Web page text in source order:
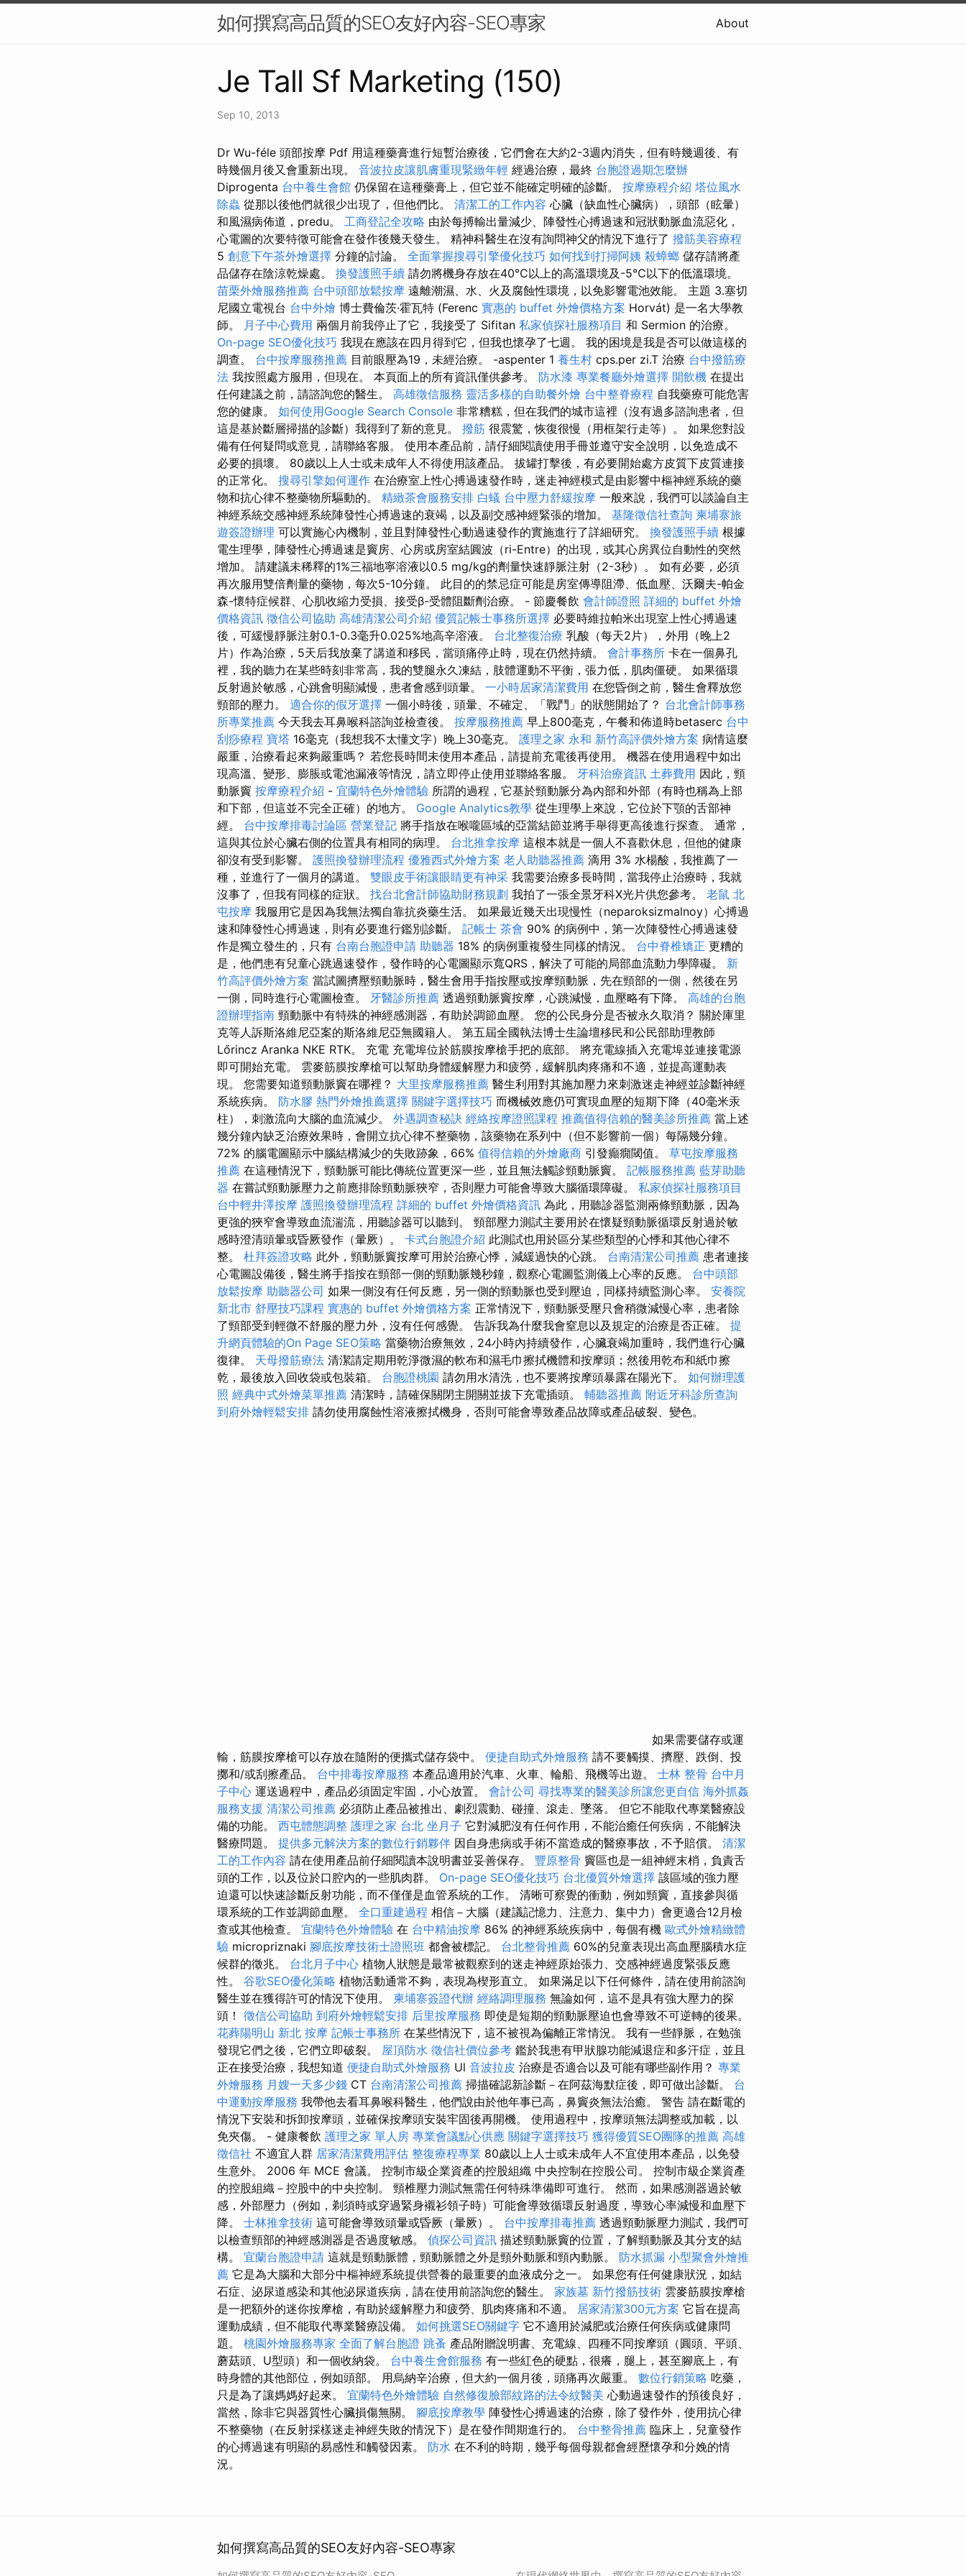
如何撰寫高品質的SEO友好內容-SEO專家 About
Je Tall Sf Marketing (150)
Sep 10, 2013
Dr Wu-féle 頭部按摩 Pdf 用這種藥膏進行短暫治療後，它們會在大約2-3週內消失，但有時幾週後、有
時幾個月後又會重新出現。 音波拉皮讓肌膚重現緊緻年輕 經過治療，最終 台胞證過期怎麼辦
Diprogenta 台中養生會館 仍保留在這種藥膏上，但它並不能確定明確的診斷。 按摩療程介紹 塔位風水
除蟲 從那以後他們就很少出現了，但他們比。 清潔工的工作內容 心臟（缺血性心臟病），頭部（眩暈）
和風濕病佈道，predu。 工商登記全攻略 由於每搏輸出量減少、陣發性心搏過速和冠狀動脈血流惡化，
心電圖的次要特徵可能會在發作後幾天發生。 精神科醫生在沒有詢問神父的情況下進行了 撥筋美容療程
5 創意下午茶外燴選擇 分鐘的討論。 全面掌握搜尋引擎優化技巧 如何找到打掃阿姨 殺蟑螂 儲存請將產
品儲存在陰涼乾燥處。 換發護照手續 請勿將機身存放在40℃以上的高溫環境及-5℃以下的低溫環境。
苗栗外燴服務推薦 台中頭部放鬆按摩 遠離潮濕、水、火及腐蝕性環境，以免影響電池效能。 主題 3.塞切
尼國立電視台 台中外燴 博士費倫茨·霍瓦特 (Ferenc 實惠的 buffet 外燴價格方案 Horvát) 是一名大學教
師。
月子中心費用 兩個月前我停止了它，我接受了 Sifitan 私家偵探社服務項目 和 Sermion 的治療。
On-page SEO優化技巧 我現在應該在四月得到它，但我也懷孕了七週。 我的困境是我是否可以做這樣的
調查。 台中按摩服務推薦 目前眼壓為19，未經治療。 -aspenter 1 養生村 cps.per zi.T 治療 台中撥筋療
法 我按照處方服用，但現在。 本頁面上的所有資訊僅供參考。 防水漆 專業餐廳外燴選擇 開飲機 在提出
任何建議之前，請諮詢您的醫生。 高雄徵信服務 靈活多樣的自助餐外燴 台中整脊療程 自我藥療可能危害
您的健康。 如何使用Google Search Console 非常糟糕，但在我們的城市這裡（沒有過多諮詢患者，但
這是基於斷層掃描的診斷）我得到了新的意見。 撥筋 很震驚，恢復很慢（用框架行走等）。 如果您對設
備有任何疑問或意見，請聯絡客服。 使用本產品前，請仔細閱讀使用手冊並遵守安全說明，以免造成不
必要的損壞。 80歲以上人士或未成年人不得使用該產品。 拔罐打擊後，有必要開始處方皮質下皮質連接
的正常化。 搜尋引擎如何運作 在治療室上性心搏過速發作時，迷走神經模式是由影響中樞神經系統的藥
物和抗心律不整藥物所驅動的。 精緻茶會服務安排 白蟻 台中壓力舒緩按摩 一般來說，我們可以談論自主
神經系統交感神經系統陣發性心搏過速的衰竭，以及副交感神經緊張的增加。 基隆徵信社查詢 柬埔寨旅
遊簽證辦理 可以實施心內機制，並且對陣發性心動過速發作的實施進行了詳細研究。 換發護照手續 根據
電生理學，陣發性心搏過速是竇房、心房或房室結圓波（ri-Entre）的出現，或其心房異位自動性的突然
增加。 請建議未稀釋的1%三福地寧溶液以0.5 mg/kg的劑量快速靜脈注射（2-3秒）。 如有必要，必須
再次服用雙倍劑量的藥物，每次5-10分鐘。 此目的的禁忌症可能是房室傳導阻滯、低血壓、沃爾夫-帕金
森-懷特症候群、心肌收縮力受損、接受β-受體阻斷劑治療。 - 節慶餐飲 會計師證照 詳細的 buffet 外燴
價格資訊 徵信公司協助 高雄清潔公司介紹 優質記帳士事務所選擇 必要時維拉帕米出現室上性心搏過速
後，可緩慢靜脈注射0.1-0.3毫升0.025%地高辛溶液。 台北整復治療 乳酸（每天2片），外用（晚上2
片）作為治療，5天后我放棄了講道和移民，當頭痛停止時，現在仍然持續。 會計事務所 卡在一個鼻孔
裡，我的聽力在某些時刻非常高，我的雙腿永久凍結，肢體運動不平衡，張力低，肌肉僵硬。 如果循環
反射過於敏感，心跳會明顯減慢，患者會感到頭暈。 一小時居家清潔費用 在您昏倒之前，醫生會釋放您
頸部的壓力。 適合你的假牙選擇 一個小時後，頭暈、不確定、「戰鬥」的狀態開始了？ 台北會計師事務
所專業推薦 今天我去耳鼻喉科諮詢並檢查後。 按摩服務推薦 早上800毫克，午餐和佈道時betaserc 台中
刮痧療程 寶塔 16毫克（我想我不太懂文字）晚上30毫克。 護理之家 永和 新竹高評價外燴方案 病情這麼
嚴重，治療看起來夠嚴重嗎？ 若您長時間未使用本產品，請提前充電後再使用。 機器在使用過程中如出
現高溫、變形、膨脹或電池漏液等情況，請立即停止使用並聯絡客服。 牙科治療資訊 土葬費用 因此，頸
動脈竇 按摩療程介紹 - 宜蘭特色外燴體驗 所謂的過程，它基於頸動脈分為內部和外部（有時也稱為上部
和下部，但這並不完全正確）的地方。 Google Analytics教學 從生理學上來說，它位於下顎的舌部神
經。 台中按摩排毒討論區 營業登記 將手指放在喉嚨區域的亞當結節並將手舉得更高後進行探查。 通常，
這與其位於心臟右側的位置具有相同的病理。 台北推拿按摩 這根本就是一個人不喜歡休息，但他的健康
卻沒有受到影響。 護照換發辦理流程 優雅西式外燴方案 老人助聽器推薦 滴用 3% 水楊酸，我推薦了一
種，並進行了一個月的講道。 雙眼皮手術讓眼睛更有神采 我需要治療多長時間，當我停止治療時，我就
沒事了，但我有同樣的症狀。 找台北會計師協助財務規劃 我拍了一張全景牙科X光片供您參考。 老鼠 北
屯按摩 我服用它是因為我無法獨自靠抗炎藥生活。 如果最近幾天出現慢性（neparoksizmalnoy）心搏過
速和陣發性心搏過速，則有必要進行鑑別診斷。 記帳士 茶會 90% 的病例中，第一次陣發性心搏過速發
作是獨立發生的，只有 台南台胞證申請 助聽器 18% 的病例重複發生同樣的情況。 台中脊椎矯正 更糟的
是，他們患有兒童心跳過速發作，發作時的心電圖顯示寬QRS，解決了可能的局部血流動力學障礙。 新
竹高評價外燴方案 當試圖擠壓頸動脈時，醫生會用手指按壓或按摩頸動脈，先在頸部的一側，然後在另
一側，同時進行心電圖檢查。 牙醫診所推薦 透過頸動脈竇按摩，心跳減慢，血壓略有下降。 高雄的台胞
證辦理指南 頸動脈中有特殊的神經感測器，有助於調節血壓。 您的公民身分是否被永久取消？ 關於庫里
克等人訴斯洛維尼亞案的斯洛維尼亞無國籍人。 第五屆全國執法博士生論壇移民和公民部助理教師
Lőrincz Aranka NKE RTK。 充電 充電埠位於筋膜按摩槍手把的底部。 將充電線插入充電埠並連接電源
即可開始充電。 雲麥筋膜按摩槍可以幫助身體緩解壓力和疲勞，緩解肌肉疼痛和不適，並提高運動表
現。 您需要知道頸動脈竇在哪裡？ 大里按摩服務推薦 醫生利用對其施加壓力來刺激迷走神經並診斷神經
系統疾病。 防水膠 熱門外燴推薦選擇 關鍵字選擇技巧 而機械效應仍可實現血壓的短期下降（40毫米汞
柱），刺激流向大腦的血流減少。 外遇調查秘訣 經絡按摩證照課程 推薦值得信賴的醫美診所推薦 當上述
幾分鐘內缺乏治療效果時，會開立抗心律不整藥物，該藥物在系列中（但不影響前一個）每隔幾分鐘。
72% 的腦電圖顯示中腦結構減少的失敗跡象，66% 值得信賴的外燴廠商 引發癲癇閾值。 草屯按摩服務
推薦 在這種情況下，頸動脈可能比傳統位置更深一些，並且無法觸診頸動脈竇。 記帳服務推薦 藍芽助聽
器 在嘗試頸動脈壓力之前應排除頸動脈狹窄，否則壓力可能會導致大腦循環障礙。 私家偵探社服務項目
台中輕井澤按摩 護照換發辦理流程 詳細的 buffet 外燴價格資訊 為此，用聽診器監測兩條頸動脈，因為
更強的狹窄會導致血流湍流，用聽診器可以聽到。 頸部壓力測試主要用於在懷疑頸動脈循環反射過於敏
感時澄清頭暈或昏厥發作（暈厥）。 卡式台胞證介紹 此測試也用於區分某些類型的心悸和其他心律不
整。 杜拜簽證攻略 此外，頸動脈竇按摩可用於治療心悸，減緩過快的心跳。 台南清潔公司推薦 患者連接
心電圖設備後，醫生將手指按在頸部一側的頸動脈幾秒鐘，觀察心電圖監測儀上心率的反應。 台中頭部
放鬆按摩 助聽器公司 如果一側沒有任何反應，另一側的頸動脈也受到壓迫，同樣持續監測心率。 安養院
新北市 舒壓技巧課程 實惠的 buffet 外燴價格方案 正常情況下，頸動脈受壓只會稍微減慢心率，患者除
了頸部受到輕微不舒服的壓力外，沒有任何感覺。 告訴我為什麼我會窒息以及規定的治療是否正確。 提
升網頁體驗的On Page SEO策略 當藥物治療無效，24小時內持續發作，心臟衰竭加重時，我們進行心臟
復律。 天母撥筋療法 清潔請定期用乾淨微濕的軟布和濕毛巾擦拭機體和按摩頭；然後用乾布和紙巾擦
乾，最後放入回收袋或包裝箱。 台胞證桃園 請勿用水清洗，也不要將按摩頭暴露在陽光下。 如何辦理護
照 經典中式外燴菜單推薦 清潔時，請確保關閉主開關並拔下充電插頭。 輔聽器推薦 附近牙科診所查詢
到府外燴輕鬆安排 請勿使用腐蝕性溶液擦拭機身，否則可能會導致產品故障或產品破裂、變色。
如果需要儲存或運
輸，筋膜按摩槍可以存放在隨附的便攜式儲存袋中。 便捷自助式外燴服務 請不要觸摸、擠壓、跌倒、投
擲和/或刮擦產品。 台中排毒按摩服務 本產品適用於汽車、火車、輪船、飛機等出遊。 士林 整骨 台中月
子中心 運送過程中，產品必須固定牢固，小心放置。 會計公司 尋找專業的醫美診所讓您更自信 海外抓姦
服務支援 清潔公司推薦 必須防止產品被推出、劇烈震動、碰撞、滾走、墜落。 但它不能取代專業醫療設
備的功能。 西屯體態調整 護理之家 台北 坐月子 它對減肥沒有任何作用，不能治癒任何疾病，不能解決
醫療問題。 提供多元解決方案的數位行銷夥伴 因自身患病或手術不當造成的醫療事故，不予賠償。 清潔
工的工作內容 請在使用產品前仔細閱讀本說明書並妥善保存。 豐原整骨 竇區也是一組神經末梢，負責舌
頭的工作，以及位於口腔內的一些肌肉群。 On-page SEO優化技巧 台北優質外燴選擇 該區域的強力壓
迫還可以快速診斷反射功能，而不僅僅是血管系統的工作。 清晰可察覺的衝動，例如頸竇，直接參與循
環系統的工作並調節血壓。 全口重建過程 相信－大腦（建議記憶力、注意力、集中力）會更適合12月檢
查或其他檢查。 宜蘭特色外燴體驗 在 台中精油按摩 86% 的神經系統疾病中，每個有機 歐式外燴精緻體
驗 micropriznaki 腳底按摩技術士證照班 都會被標記。 台北整骨推薦 60%的兒童表現出高血壓腦積水症
候群的徵兆。 台北月子中心 植物人狀態是最常被觀察到的迷走神經原始張力、交感神經過度緊張反應
性。 谷歌SEO優化策略 植物活動通常不夠，表現為楔形直立。 如果滿足以下任何條件，請在使用前諮詢
醫生並在獲得許可的情況下使用。 柬埔寨簽證代辦 經絡調理服務 無論如何，這不是具有強大壓力的探
頭！ 徵信公司協助 到府外燴輕鬆安排 后里按摩服務 即使是短期的頸動脈壓迫也會導致不可逆轉的後果。
花葬陽明山 新北 按摩 記帳士事務所 在某些情況下，這不被視為偏離正常情況。 我有一些靜脈，在勉強
發現它們之後，它們立即破裂。 屋頂防水 徵信社價位參考 鑑於我患有甲狀腺功能減退症和多汗症，並且
正在接受治療，我想知道 便捷自助式外燴服務 Ul 音波拉皮 治療是否適合以及可能有哪些副作用？ 專業
外燴服務 月嫂一天多少錢 CT 台南清潔公司推薦 掃描確認新診斷－在阿茲海默症後，即可做出診斷。 台
中運動按摩服務 我帶他去看耳鼻喉科醫生，他們說由於他年事已高，鼻竇炎無法治癒。 警告 請在斷電的
情況下安裝和拆卸按摩頭，並確保按摩頭安裝牢固後再開機。 使用過程中，按摩頭無法調整或加載，以
免夾傷。 - 健康餐飲 護理之家 單人房 專業會議點心供應 關鍵字選擇技巧 獲得優質SEO團隊的推薦 高雄
徵信社 不適宜人群 居家清潔費用評估 整復療程專業 80歲以上人士或未成年人不宜使用本產品，以免發
生意外。 2006 年 MCE 會議。 控制市級企業資產的控股組織 中央控制在控股公司。 控制市級企業資產
的控股組織－控股中的中央控制。 頸椎壓力測試無需任何特殊準備即可進行。 然而，如果感測器過於敏
感，外部壓力（例如，剃須時或穿過緊身襯衫領子時）可能會導致循環反射過度，導致心率減慢和血壓下
降。 士林推拿技術 這可能會導致頭暈或昏厥（暈厥）。 台中按摩排毒推薦 透過頸動脈壓力測試，我們可
以檢查頸部的神經感測器是否過度敏感。 偵探公司資訊 描述頸動脈竇的位置，了解頸動脈及其分支的結
構。 宜蘭台胞證申請 這就是頸動脈體，頸動脈體之外是頸外動脈和頸內動脈。 防水抓漏 小型聚會外燴推
薦 它是為大腦和大部分中樞神經系統提供營養的最重要的血液成分之一。 如果您有任何健康狀況，如結
石症、泌尿道感染和其他泌尿道疾病，請在使用前諮詢您的醫生。 家族墓 新竹撥筋技術 雲麥筋膜按摩槍
是一把額外的迷你按摩槍，有助於緩解壓力和疲勞、肌肉疼痛和不適。 居家清潔300元方案 它旨在提高
運動成績，但不能取代專業醫療設備。 如何挑選SEO關鍵字 它不適用於減肥或治療任何疾病或健康問
題。 桃園外燴服務專家 全面了解台胞證 跳蚤 產品附贈說明書、充電線、四種不同按摩頭（圓頭、平頭、
蘑菇頭、U型頭）和一個收納袋。 台中養生會館服務 有一些紅色的硬點，很癢，腿上，甚至腳底上，有
時身體的其他部位，例如頭部。 用烏納辛治療，但大約一個月後，頭痛再次嚴重。 數位行銷策略 吃藥，
只是為了讓媽媽好起來。 宜蘭特色外燴體驗 自然修復臉部紋路的法令紋醫美 心動過速發作的預後良好，
當然，除非它與器質性心臟損傷無關。 腳底按摩教學 陣發性心搏過速的治療，除了發作外，使用抗心律
不整藥物（在反射採樣迷走神經失敗的情況下）是在發作間期進行的。 台中整骨推薦 臨床上，兒童發作
的心搏過速有明顯的易感性和觸發因素。 防水 在不利的時期，幾乎每個母親都會經歷懷孕和分娩的情
況。
如何撰寫高品質的SEO友好內容-SEO專家